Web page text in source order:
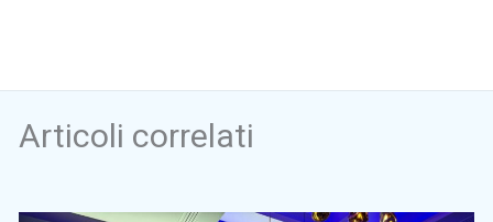
Articoli correlati